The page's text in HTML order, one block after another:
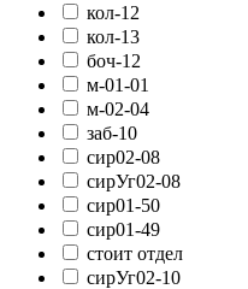
кол-12
кол-13
боч-12
м-01-01
м-02-04
заб-10
сир02-08
сирУг02-08
сир01-50
сир01-49
стоит отдел
сирУг02-10